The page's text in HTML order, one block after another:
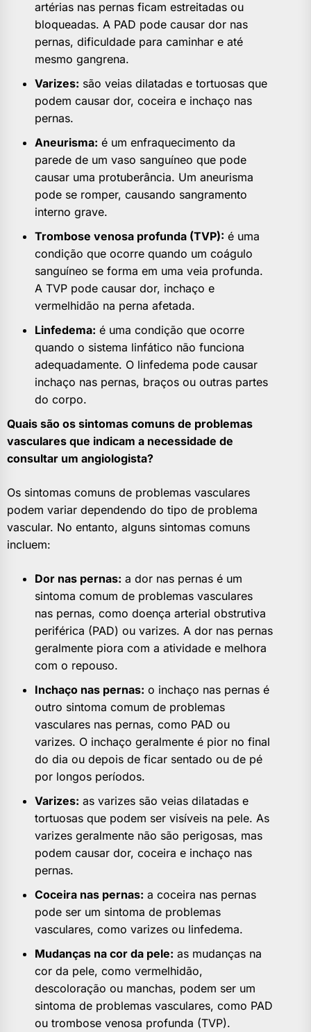
artérias nas pernas ficam estreitadas ou
bloqueadas. A PAD pode causar dor nas
pernas, dificuldade para caminhar e até
mesmo gangrena.
Varizes: são veias dilatadas e tortuosas que
podem causar dor, coceira e inchaço nas
pernas.
Aneurisma: é um enfraquecimento da
parede de um vaso sanguíneo que pode
causar uma protuberância. Um aneurisma
pode se romper, causando sangramento
interno grave.
Trombose venosa profunda (TVP): é uma
condição que ocorre quando um coágulo
sanguíneo se forma em uma veia profunda.
A TVP pode causar dor, inchaço e
vermelhidão na perna afetada.
Linfedema: é uma condição que ocorre
quando o sistema linfático não funciona
adequadamente. O linfedema pode causar
inchaço nas pernas, braços ou outras partes
do corpo.
Quais são os sintomas comuns de problemas
vasculares que indicam a necessidade de
consultar um angiologista?
Os sintomas comuns de problemas vasculares
podem variar dependendo do tipo de problema
vascular. No entanto, alguns sintomas comuns
incluem:
Dor nas pernas: a dor nas pernas é um
sintoma comum de problemas vasculares
nas pernas, como doença arterial obstrutiva
periférica (PAD) ou varizes. A dor nas pernas
geralmente piora com a atividade e melhora
com o repouso.
Inchaço nas pernas: o inchaço nas pernas é
outro sintoma comum de problemas
vasculares nas pernas, como PAD ou
varizes. O inchaço geralmente é pior no final
do dia ou depois de ficar sentado ou de pé
por longos períodos.
Varizes: as varizes são veias dilatadas e
tortuosas que podem ser visíveis na pele. As
varizes geralmente não são perigosas, mas
podem causar dor, coceira e inchaço nas
pernas.
Coceira nas pernas: a coceira nas pernas
pode ser um sintoma de problemas
vasculares, como varizes ou linfedema.
Mudanças na cor da pele: as mudanças na
cor da pele, como vermelhidão,
descoloração ou manchas, podem ser um
sintoma de problemas vasculares, como PAD
ou trombose venosa profunda (TVP).